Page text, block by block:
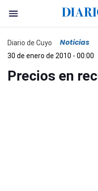
Diario de Cuyo Noticias
30 de enero de 2010 - 00:00
Precios en